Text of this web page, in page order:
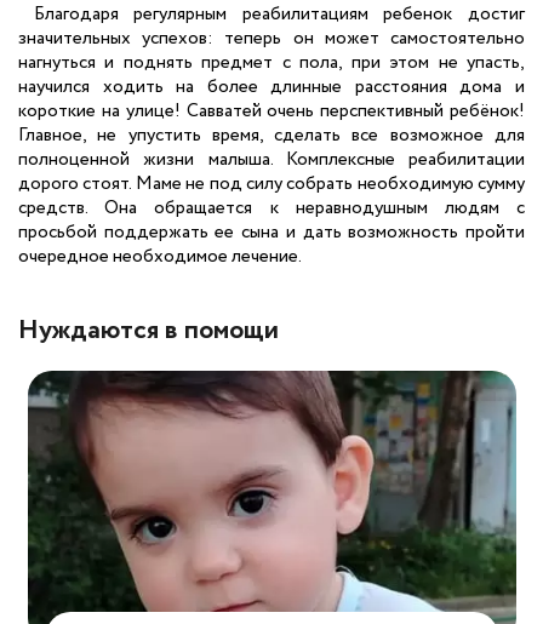
Благодаря регулярным реабилитациям ребенок достиг
значительных успехов: теперь он может самостоятельно
нагнуться и поднять предмет с пола, при этом не упасть,
научился ходить на более длинные расстояния дома и
короткие на улице! Савватей очень перспективный ребёнок!
Главное, не упустить время, сделать все возможное для
полноценной жизни малыша. Комплексные реабилитации
дорого стоят. Маме не под силу собрать необходимую сумму
средств. Она обращается к неравнодушным людям с
просьбой поддержать ее сына и дать возможность пройти
очередное необходимое лечение.
Нуждаются в помощи